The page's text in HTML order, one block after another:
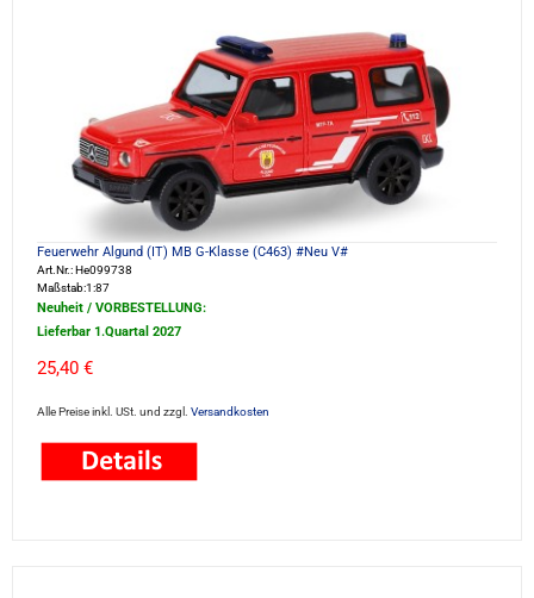
Feuerwehr Algund (IT) MB G-Klasse (C463) #Neu V#
Art.Nr.: He099738
Maßstab:1:87
Neuheit / VORBESTELLUNG:
Lieferbar 1.Quartal 2027
25,40 €
Alle Preise inkl. USt. und zzgl. Versandkosten